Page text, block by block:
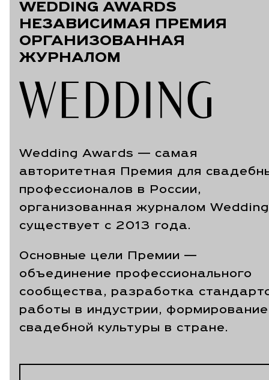
WEDDING AWARDS
НЕЗАВИСИМАЯ ПРЕМИЯ
ОРГАНИЗОВАННАЯ
ЖУРНАЛОМ
Wedding Awards — самая
авторитетная Премия для
профессионалов в России,
организованная журналом
существует с 2013 года.
Основные цели Премии —
объединение профессионального
сообщества, разработка
работы в индустрии, формирование
свадебной культуры в стране.